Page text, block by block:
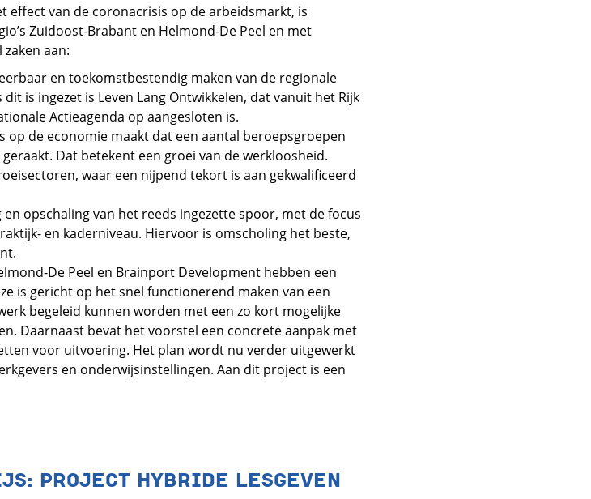
effect van de coronacrisis op de arbeidsmarkt, is
Zuidoost-Brabant en Helmond-De Peel en met
aan:
en toekomstbestendig maken van de regionale
is ingezet is Leven Lang Ontwikkelen, dat vanuit het Rijk
Actieagenda op aangesloten is.
de economie maakt dat een aantal beroepsgroepen
Dat betekent een groei van de werkloosheid.
waar een nijpend tekort is aan gekwalificeerd
opschaling van het reeds ingezette spoor, met de focus
en kaderniveau. Hiervoor is omscholing het beste,
De Peel en Brainport Development hebben een
is gericht op het snel functionerend maken van een
begeleid kunnen worden met een zo kort mogelijke
Daarnaast bevat het voorstel een concrete aanpak met
voor uitvoering. Het plan wordt nu verder uitgewerkt
en onderwijsinstellingen. Aan dit project is een
PROJECT HYBRIDE LESGEVEN